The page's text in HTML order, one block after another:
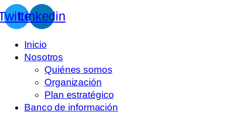
Linkedin
Inicio
Nosotros
Quiénes somos
Organización
Plan estratégico
Banco de información